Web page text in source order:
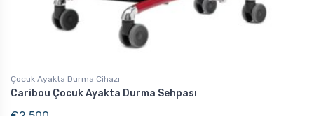
Çocuk Ayakta Durma Cihazı
Caribou Çocuk Ayakta Durma Sehpası